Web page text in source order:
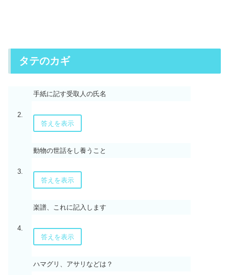
タテのカギ
2.
手紙に記す受取人の氏名
答えを表示
3.
動物の世話をし養うこと
答えを表示
4.
楽譜、これに記入します
答えを表示
ハマグリ、アサリなどは？